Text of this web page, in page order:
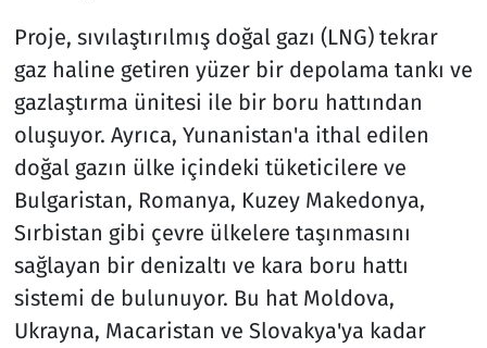
Proje, sıvılaştırılmış doğal gazı (LNG) tekrar
gaz haline getiren yüzer bir depolama tankı ve
gazlaştırma ünitesi ile bir boru hattından
oluşuyor. Ayrıca, Yunanistan'a ithal edilen
doğal gazın ülke içindeki tüketicilere ve
Bulgaristan, Romanya, Kuzey Makedonya,
Sırbistan gibi çevre ülkelere taşınmasını
sağlayan bir denizaltı ve kara boru hattı
sistemi de bulunuyor. Bu hat Moldova,
Ukrayna, Macaristan ve Slovakya'ya kadar